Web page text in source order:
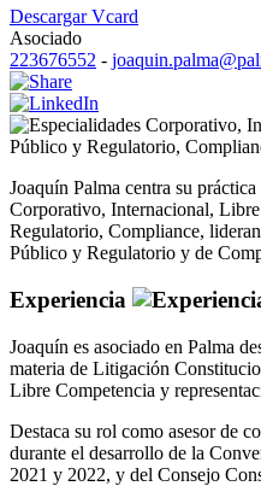
Descargar Vcard
Asociado
223676552 -
Corporativo,
Público y Regulatorio,
Joaquín Palma centra su
Corporativo, Internacional,
Regulatorio, Compliance,
Público y Regulatorio y de
Experiencia
Joaquín es asociado en Palma
materia de Litigación
Libre Competencia y
Destaca su rol como asesor de
durante el desarrollo de la
2021 y 2022, y del Consejo